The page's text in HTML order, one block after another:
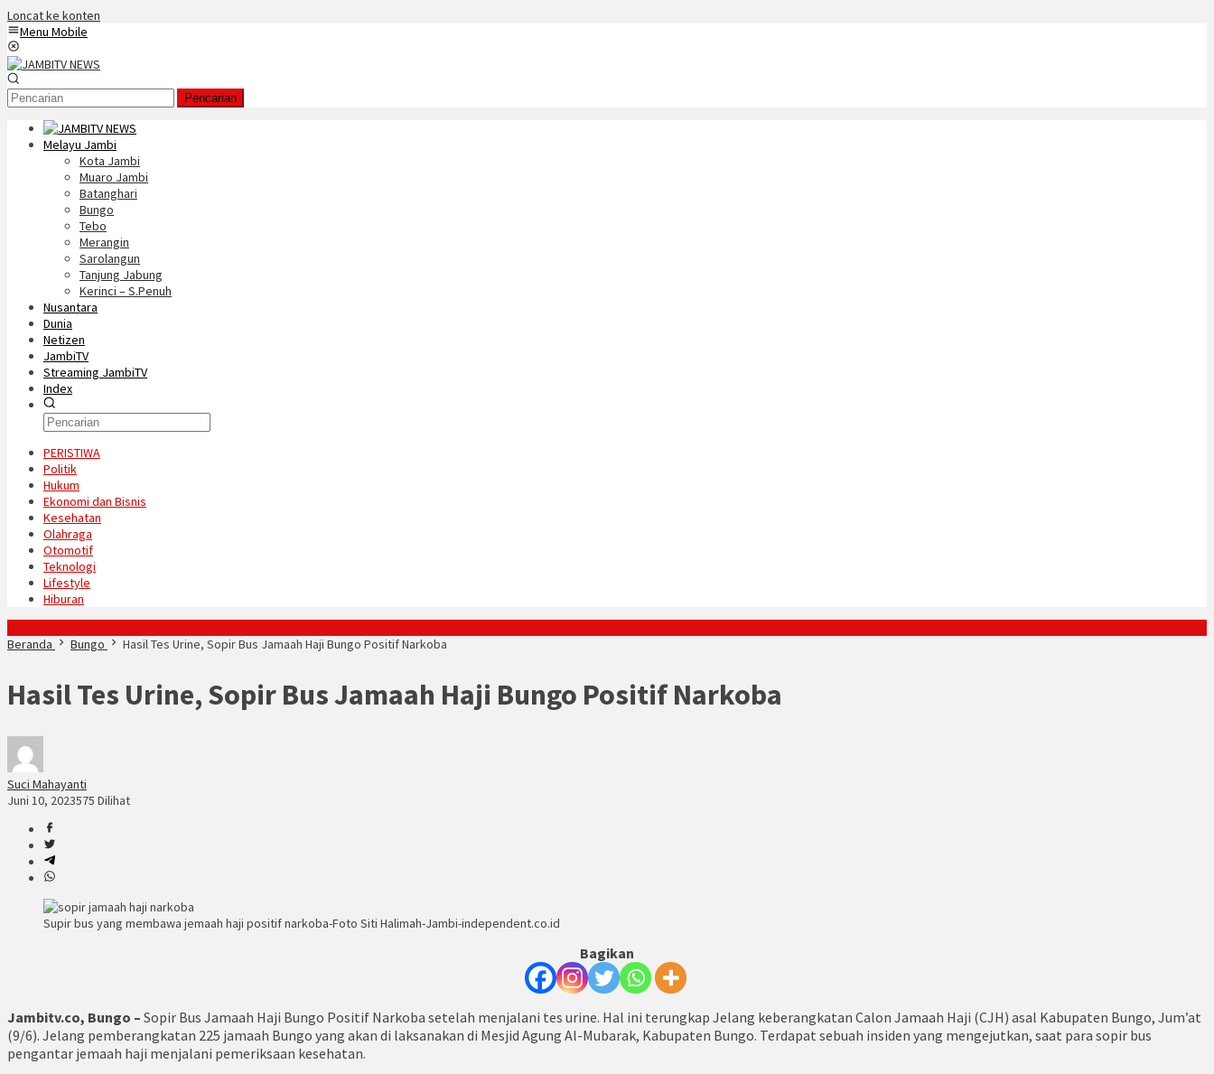
Loncat ke konten
Menu Mobile
Pencarian
Melayu Jambi
Kota Jambi
Muaro Jambi
Batanghari
Bungo
Tebo
Merangin
Sarolangun
Tanjung Jabung
Kerinci – S.Penuh
Nusantara
Dunia
Netizen
JambiTV
Streaming JambiTV
Index
PERISTIWA
Politik
Hukum
Ekonomi dan Bisnis
Kesehatan
Olahraga
Otomotif
Teknologi
Lifestyle
Hiburan
Beranda
Bungo Hasil Tes Urine, Sopir Bus Jamaah Haji Bungo Positif Narkoba
Hasil Tes Urine, Sopir Bus Jamaah Haji Bungo Positif Narkoba
Suci Mahayanti
Juni 10, 2023575 Dilihat
Supir bus yang membawa jemaah haji positif narkoba-Foto Siti Halimah-Jambi-independent.co.id
Bagikan
Jambitv.co, Bungo – Sopir Bus Jamaah Haji Bungo Positif Narkoba setelah menjalani tes urine. Hal ini terungkap Jelang keberangkatan Calon Jamaah Haji (CJH) asal Kabupaten Bungo, Jum’at
(9/6). Jelang pemberangkatan 225 jamaah Bungo yang akan di laksanakan di Mesjid Agung Al-Mubarak, Kabupaten Bungo. Terdapat sebuah insiden yang mengejutkan, saat para sopir bus
pengantar jemaah haji menjalani pemeriksaan kesehatan.